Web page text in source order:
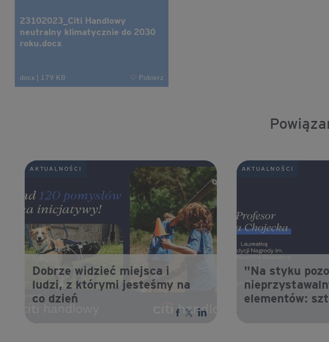
23102023_Citi Handlowy
neutralny klimatycznie do 2030
roku.docx
docx 179 KB Pobierz
AKTUALNOŚCI
Dobrze widzieć miejsca i
ludzi, z którymi jesteśmy na
co dzień
AKTUALNOŚCI
"Na styku
elementów:
inżynierii, rodzi